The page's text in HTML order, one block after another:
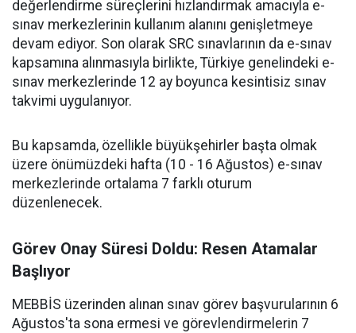
değerlendirme süreçlerini hızlandırmak amacıyla e-
sınav merkezlerinin kullanım alanını genişletmeye
devam ediyor. Son olarak SRC sınavlarının da e-sınav
kapsamına alınmasıyla birlikte, Türkiye genelindeki e-
sınav merkezlerinde 12 ay boyunca kesintisiz sınav
takvimi uygulanıyor.
Bu kapsamda, özellikle büyükşehirler başta olmak
üzere önümüzdeki hafta (10 - 16 Ağustos) e-sınav
merkezlerinde ortalama 7 farklı oturum
düzenlenecek.
Görev Onay Süresi Doldu: Resen Atamalar
Başlıyor
MEBBİS üzerinden alınan sınav görev başvurularının 6
Ağustos'ta sona ermesi ve görevlendirmelerin 7